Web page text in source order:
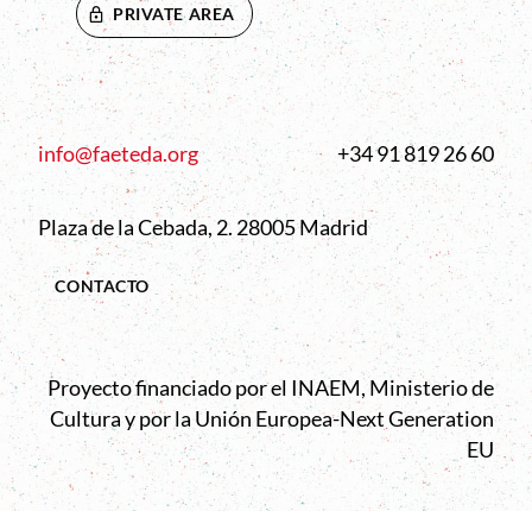
PRIVATE AREA
info@faeteda.org +34 91 819 26 60
Plaza de la Cebada, 2. 28005 Madrid
CONTACTO
Proyecto financiado por el INAEM, Ministerio de
Cultura y por la Unión Europea-Next Generation
EU